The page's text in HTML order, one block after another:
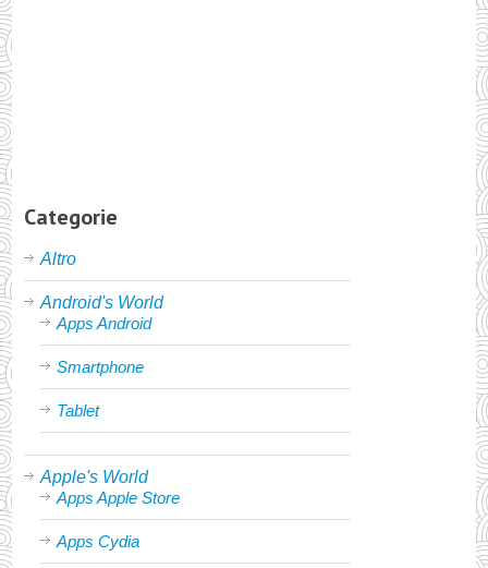
Categorie
Altro
Android's World
Apps Android
Smartphone
Tablet
Apple's World
Apps Apple Store
Apps Cydia